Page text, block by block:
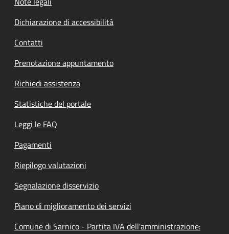
Dichiarazione di accessibilità
Contatti
Prenotazione appuntamento
Richiedi assistenza
Statistiche del portale
Leggi le FAQ
Pagamenti
Riepilogo valutazioni
Segnalazione disservizio
Piano di miglioramento dei servizi
Comune di Sarnico - Partita IVA dell'amministrazione: